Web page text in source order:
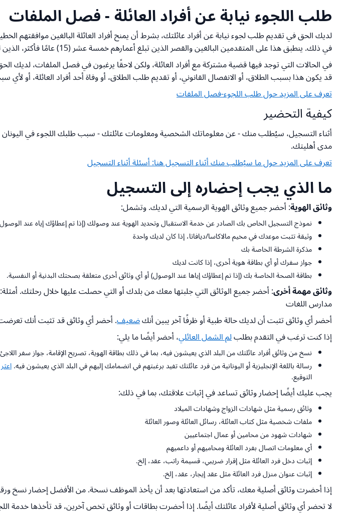
طلب اللجوء نيابة عن أفراد العائلة - فصل الملفات
لديك الحق في تقديم طلب لجوء نيابة عن أفراد عائلتك، بشرط أن يمنح أفراد العائلة البالغين موافقتهم
في ذلك. ينطبق هذا على المتقدمين البالغين والقصر الذين تبلغ أعمارهم خمسة عشر (15) عامًا فأكثر، الذين لديهم أيضًا الحق في تقديم طلباتهم بشكل مستقل.
في الحالات التي توجد فيها قضية مشتركة مع أفراد العائلة، ولكن لاحقًا يرغبون في فصل الملفات،
قد يكون هذا بسبب الطلاق، أو الانفصال القانوني، أو تقديم طلب الطلاق، أو وفاة أحد أفراد العائلة، أو
تعرف على المزيد حول طلب اللجوء-فصل الملفات
كيفية التحضير
أثناء التسجيل، سيُطلب منك - عن معلوماتك الشخصية ومعلومات عائلتك - سبب طلبك اللجوء في
مدى أهليتك.
تعرف على المزيد حول ما سيُطلب منك أثناء التسجيل هنا: أسئلة أثناء التسجيل
ما الذي يجب إحضاره إلى التسجيل
وثائق الهوية: أحضر جميع وثائق الهوية الرسمية التي لديك. وتشمل:
نموذج التسجيل الخاص بك الصادر عن خدمة الاستقبال وتحديد الهوية عند وصولك (إذا تم إعطاؤك إياه عند
وثيقة تثبت موعدك في مخيم مالاكاسا/ديافاتا، إذا كان لديك واحدة
مذكرة الشرطة الخاصة بك
جواز سفرك أو أي بطاقة هوية أخرى، إذا كانت لديك
بطاقة الصحة الخاصة بك (إذا تم إعطاؤك إياها عند الوصول) أو أي وثائق أخرى متعلقة بصحتك البدنية أو النفسية.
وثائق مهمة أخرى: أحضر جميع الوثائق التي جلبتها معك من بلدك أو التي حصلت عليها خلال رحلتك.
مدارس اللغات
أحضر أي وثائق تثبت أن لديك حالة طبية أو ظرفًا آخر يبين أنكضعيف. أحضر أي وثائق قد تثبت أنك
إذا كنت ترغب في التقدم بطلبلم الشمل العائلي، أحضر أيضًا ما يلي:
نسخ من وثائق أفراد عائلتك من البلد الذي يعيشون فيه، بما في ذلك بطاقة الهوية، تصريح الإقامة، جواز سفر
رسالة باللغة الإنجليزية أو اليونانية من فرد عائلتك تفيد برغبتهم في انضمامك إليهم في البلد الذي يعيشون فيه.
التوقيع.
يجب عليك أيضًا إحضار وثائق تساعد في إثبات علاقتك، بما في ذلك:
وثائق رسمية مثل شهادات الزواج وشهادات الميلاد
ملفات شخصية مثل كتاب العائلة، رسائل العائلة وصور العائلة
شهادات شهود من محامين أو عمال اجتماعيين
أي معلومات اتصال بفرد العائلة ومحاميهم أو داعميهم
إثبات دخل فرد العائلة مثل إقرار ضريبي، قسيمة راتب، عقد، إلخ.
إثبات عنوان منزل فرد العائلة مثل عقد إيجار، عقد، إلخ.
إذا أحضرت وثائق أصلية معك، تأكد من استعادتها بعد أن يأخذ الموظف نسخة. من الأفضل إحضار نسخ
لا تحضر أي وثائق أصلية لأفراد عائلتك أيضًا. إذا أحضرت بطاقات أو وثائق تخص آخرين، قد تأخذها خدمة